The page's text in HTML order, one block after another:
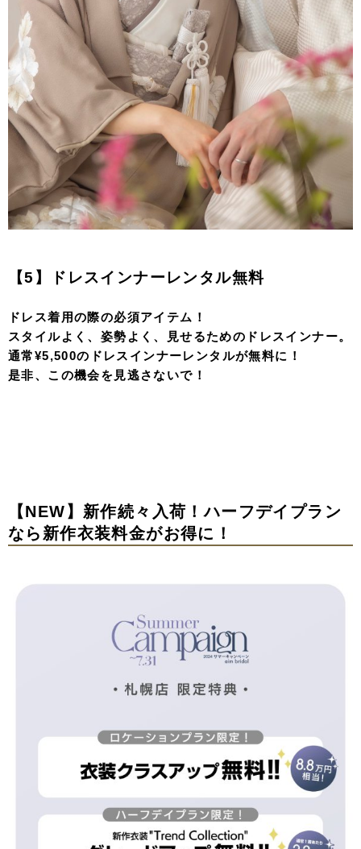
【5】ドレスインナーレンタル無料
ドレス着用の際の必須アイテム！
スタイルよく、姿勢よく、見せるためのドレスインナー。
通常¥5,500のドレスインナーレンタルが無料に！
是非、この機会を見逃さないで！
【NEW】新作続々入荷！ハーフデイプラン
なら新作衣装料金がお得に！